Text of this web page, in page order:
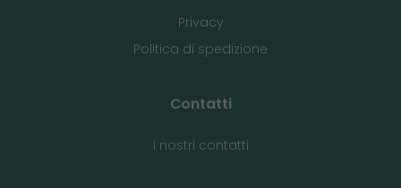
Privacy
Politica di spedizione
Contatti
I nostri contatti